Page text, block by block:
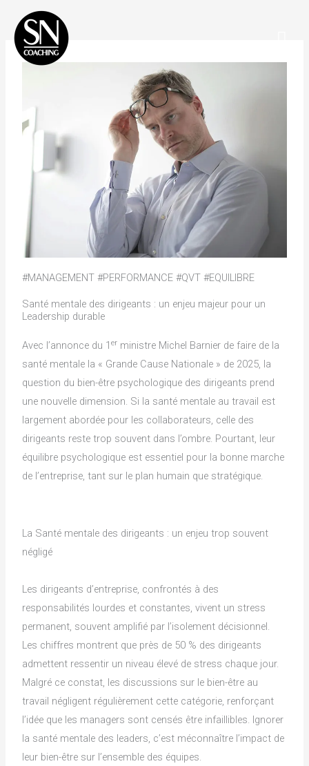
contenu
#MANAGEMENT #PERFORMANCE #QVT #EQUILIBRE
Santé mentale des dirigeants : un enjeu majeur pour un
Leadership durable
Avec l’annonce du 1er ministre Michel Barnier de faire de la
santé mentale la « Grande Cause Nationale » de 2025, la
question du bien-être psychologique des dirigeants prend
une nouvelle dimension. Si la santé mentale au travail est
largement abordée pour les collaborateurs, celle des
dirigeants reste trop souvent dans l’ombre. Pourtant, leur
équilibre psychologique est essentiel pour la bonne marche
de l’entreprise, tant sur le plan humain que stratégique.
La Santé mentale des dirigeants : un enjeu trop souvent
négligé
Les dirigeants d’entreprise, confrontés à des
responsabilités lourdes et constantes, vivent un stress
permanent, souvent amplifié par l’isolement décisionnel.
Les chiffres montrent que près de 50 % des dirigeants
admettent ressentir un niveau élevé de stress chaque jour.
Malgré ce constat, les discussions sur le bien-être au
travail négligent régulièrement cette catégorie, renforçant
l’idée que les managers sont censés être infaillibles. Ignorer
la santé mentale des leaders, c’est méconnaître l’impact de
leur bien-être sur l’ensemble des équipes.